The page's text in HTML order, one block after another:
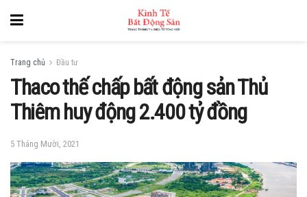
Trang chủ Đầu tư
Thaco thế chấp bất động sản Thủ
Thiêm huy động 2.400 tỷ đồng
5 Tháng Mười, 2021